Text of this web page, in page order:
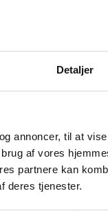
Detaljer
annoncer, til at
af vores
partnere kan
deres tjenester.
og Miljø
for
Universitet
og Miljø